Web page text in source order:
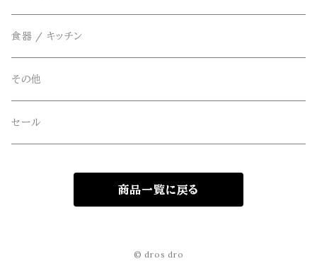
Four Seasons Garage(FSG)
freewaters(フリーウォータース)
GLOBE(グローブ)
hanakazari(ハナカザリ)
Hub&Spoke(ハブアンドスポーク)
食器 / キッチン
その他
セール
商品一覧に戻る
© dros dro